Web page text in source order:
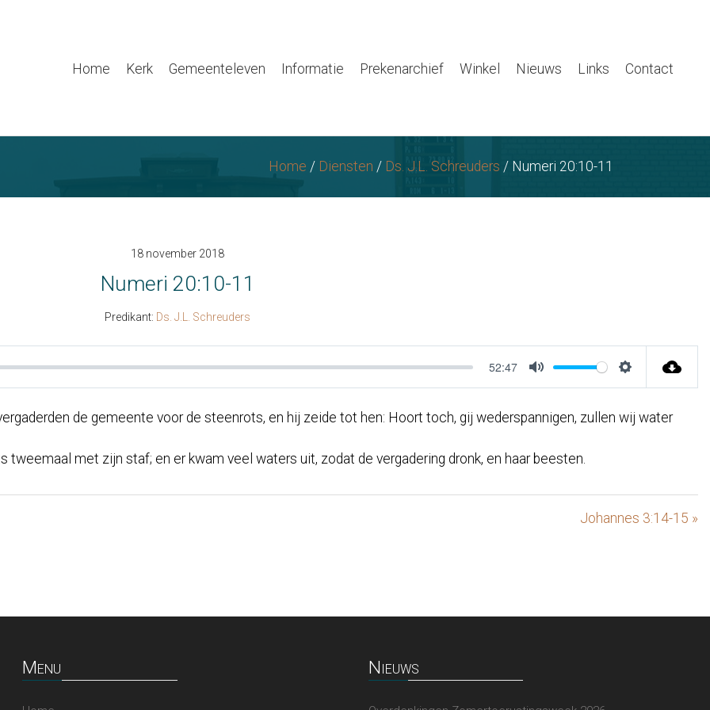
Home
Kerk Gemeenteleven Informatie Prekenarchief Winkel Nieuws Links Contact
Home / Diensten / Ds. J.L. Schreuders / Numeri 20:10-11
18 november 2018
Numeri 20:10-11
Predikant: Ds. J.L. Schreuders
52:47
Mute Settings
de gemeente voor de steenrots, en hij zeide tot hen: Hoort toch, gij wederspannigen, zullen wij water
met zijn staf; en er kwam veel waters uit, zodat de vergadering dronk, en haar beesten.
Johannes 3:14-15 »
Menu Nieuws